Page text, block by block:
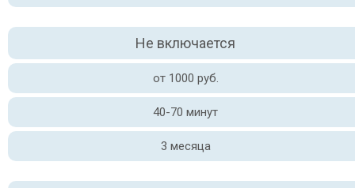
Не включается
от 1000 руб.
40-70 минут
3 месяца